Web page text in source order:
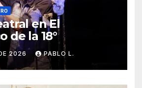
en El
de la 18°
2026 PABLO L.